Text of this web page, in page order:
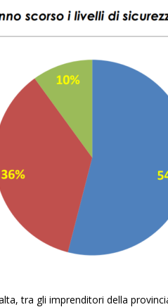
tra gli imprenditori della